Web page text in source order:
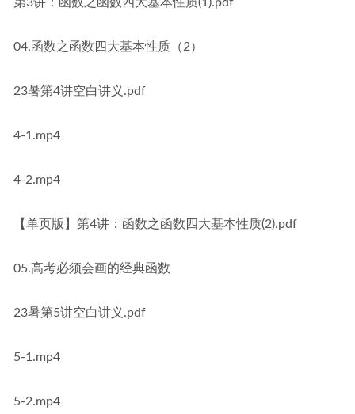
04.函数之函数四大基本性质（2）
23暑第4讲空白讲义.pdf
4-1.mp4
4-2.mp4
【单页版】第4讲：函数之函数四大基本性质(2).pdf
05.高考必须会画的经典函数
23暑第5讲空白讲义.pdf
5-1.mp4
5-2.mp4